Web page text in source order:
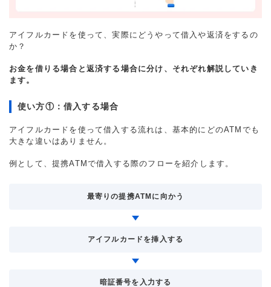
アイフルカードを使って、実際にどうやって借入や返済をするの
か？
お金を借りる場合と返済する場合に分け、それぞれ解説していき
ます。
使い方①：借入する場合
アイフルカードを使って借入する流れは、基本的にどのATMでも
大きな違いはありません。
例として、提携ATMで借入する際のフローを紹介します。
最寄りの提携ATMに向かう
アイフルカードを挿入する
暗証番号を入力する